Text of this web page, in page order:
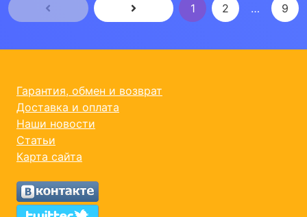
1 2 … 9
Гарантия, обмен и возврат
Доставка и оплата
Наши новости
Статьи
Карта сайта